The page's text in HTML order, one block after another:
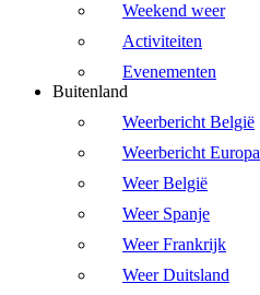
Weekend weer
Activiteiten
Evenementen
Buitenland
Weerbericht België
Weerbericht Europa
Weer België
Weer Spanje
Weer Frankrijk
Weer Duitsland